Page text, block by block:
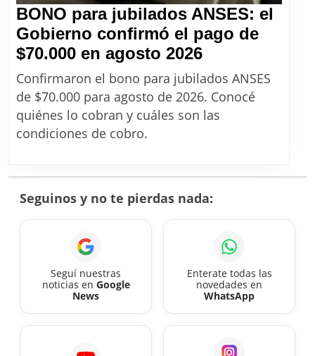
BONO para jubilados ANSES: el
Gobierno confirmó el pago de
$70.000 en agosto 2026BONO
para
jubilados
ANSES:
$70.000
en
agosto
2026
Confirmaron el bono para jubilados ANSES
de $70.000 para agosto de 2026. Conocé
quiénes lo cobran y cuáles son las
condiciones de cobro.
Seguinos y no te pierdas nada:
Seguí nuestras
noticias en Google
News
Enterate todas las
novedades en
WhatsApp